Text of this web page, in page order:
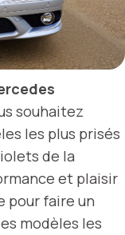
souhaitez
les plus prisés
de la
et plaisir
pour faire un
modèles les